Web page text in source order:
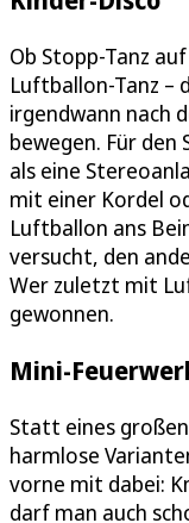
Ob Stopp-Tanz
Luftballon-Tanz –
irgendwann nach
bewegen. Für
als eine
mit einer Kordel
Luftballon ans
versucht, den
Wer zuletzt mit
gewonnen.
Mini-
Statt eines
harmlose
vorne mit dabei:
darf man auch